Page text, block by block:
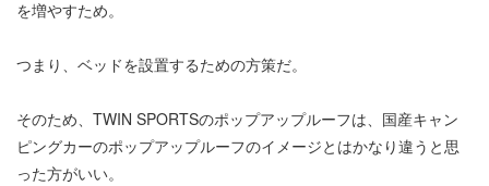
を増やすため。
つまり、ベッドを設置するための方策だ。
そのため、TWIN SPORTSのポップアップルーフは、国産キャン
ピングカーのポップアップルーフのイメージとはかなり違うと思
った方がいい。